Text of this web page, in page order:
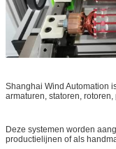
Shanghai Wind Automation
armaturen, statoren,
Deze systemen worden
productielijnen of als